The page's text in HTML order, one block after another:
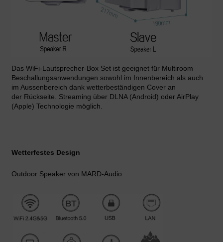
Das WiFi-Lautsprecher-Box Set ist geeignet für Multiroom
Beschallungsanwendungen sowohl im Innenbereich als auch
im Aussenbereich dank wetterbeständigen Cover an
der Rückseite. Streaming über DLNA (Android) oder AirPlay
(Apple) Technologie möglich.
Wetterfestes Design
Outdoor Speaker von MARD-Audio